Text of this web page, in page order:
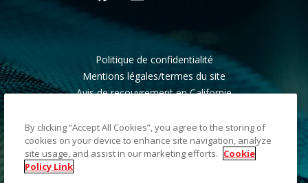
Politique de confidentialité
Mentions légales/termes du site
Avis de recouvrement en Californie
Plan du site
©2026 Kodak Alaris LLC TM/MC/MR : Alaris, ScanMate.
Toutes les marques commerciales et les dénominations
By clicking “Accept All Cookies”, you agree to the storing of
cookies on your device to enhance site navigation, analyze
site usage, and assist in our marketing efforts. Cookie
Policy Link